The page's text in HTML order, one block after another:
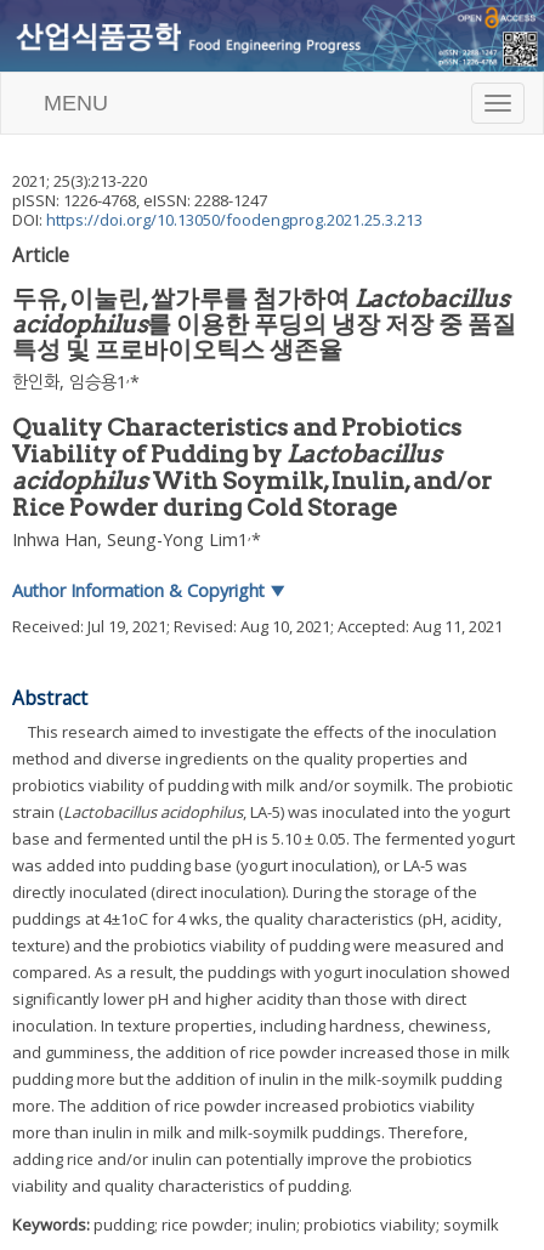
T
o
i
g
MENU
2021; 25(3):213-220
pISSN: 1226-4768, eISSN: 2288-1247
DOI: https://doi.org/10.13050/foodengprog.2021.25.3.213
Article
두유, 이눌린, 쌀가루를 첨가하여 Lactobacillus
acidophilus를 이용한 푸딩의 냉장 저장 중 품질
특성 및 프로바이오틱스 생존율
한인화, 임승용1 ,*
Quality Characteristics and Probiotics
Viability of Pudding by Lactobacillus
acidophilusWith Soymilk, Inulin, and/or
Rice Powder during Cold Storage
Inhwa Han, Seung-Yong Lim1 ,*
Author Information & Copyright ▼
Received: Jul 19, 2021; Revised: Aug 10, 2021; Accepted: Aug 11, 2021
Abstract
This research aimed to investigate the effects of the inoculation
method and diverse ingredients on the quality properties and
probiotics viability of pudding with milk and/or soymilk. The probiotic
strain (Lactobacillus acidophilus, LA-5) was inoculated into the yogurt
base and fermented until the pH is 5.10 ± 0.05. The fermented yogurt
was added into pudding base (yogurt inoculation), or LA-5 was
directly inoculated (direct inoculation). During the storage of the
puddings at 4±1oC for 4 wks, the quality characteristics (pH, acidity,
texture) and the probiotics viability of pudding were measured and
compared. As a result, the puddings with yogurt inoculation showed
significantly lower pH and higher acidity than those with direct
inoculation. In texture properties, including hardness, chewiness,
and gumminess, the addition of rice powder increased those in milk
pudding more but the addition of inulin in the milk-soymilk pudding
more. The addition of rice powder increased probiotics viability
more than inulin in milk and milk-soymilk puddings. Therefore,
adding rice and/or inulin can potentially improve the probiotics
viability and quality characteristics of pudding.
Keywords:pudding; rice powder; inulin; probiotics viability; soymilk